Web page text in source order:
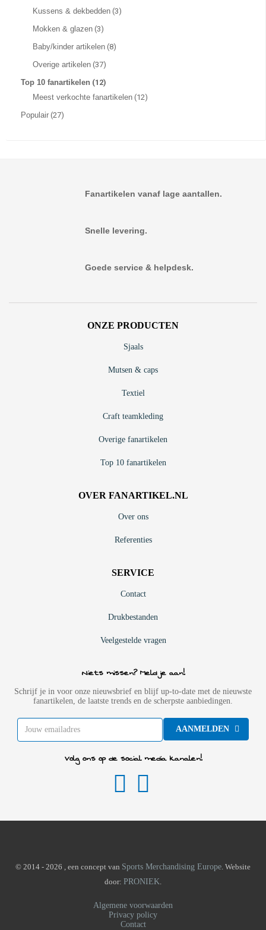
Kussens & dekbedden (3)
Mokken & glazen (3)
Baby/kinder artikelen (8)
Overige artikelen (37)
Top 10 fanartikelen (12)
Meest verkochte fanartikelen (12)
Populair (27)
Fanartikelen vanaf lage aantallen.
Snelle levering.
Goede service & helpdesk.
ONZE PRODUCTEN
Sjaals
Mutsen & caps
Textiel
Craft teamkleding
Overige fanartikelen
Top 10 fanartikelen
OVER FANARTIKEL.NL
Over ons
Referenties
SERVICE
Contact
Drukbestanden
Veelgestelde vragen
Niets missen? Meld je aan!
Schrijf je in voor onze nieuwsbrief en blijf up-to-date met de nieuwste
fanartikelen, de laatste trends en de scherpste aanbiedingen.
AANMELDEN
Volg ons op de social media kanalen!
© 2014 - 2026 , een concept van Sports Merchandising Europe. Website
door: PRONIEK.
Algemene voorwaarden
Privacy policy
Contact